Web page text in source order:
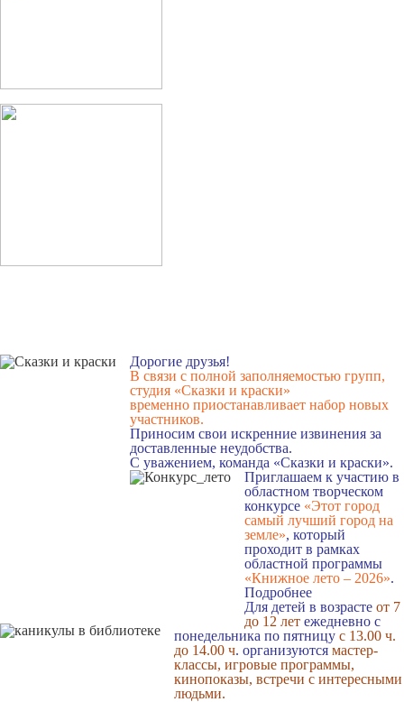
Дорогие друзья!
В связи с полной заполняемостью групп,
студия «Сказки и краски»
временно приостанавливает набор новых
участников.
Приносим свои искренние извинения за
доставленные неудобства.
С уважением, команда «Сказки и краски».
Приглашаем к участию в
областном творческом
конкурсе «Этот город
самый лучший город на
земле», который
проходит в рамках
областной программы
«Книжное лето – 2026».
Подробнее
Для детей в возрасте от 7
до 12 лет ежедневно с
понедельника по пятницу с 13.00 ч.
до 14.00 ч. организуются мастер-
классы, игровые программы,
кинопоказы, встречи с интересными
людьми.